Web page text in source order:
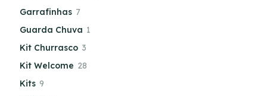
Garrafinhas 7
Guarda Chuva 1
Kit Churrasco 3
Kit Welcome 28
Kits 9